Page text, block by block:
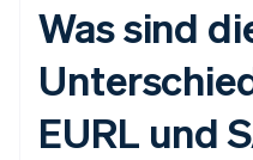
Was sind
EURL und